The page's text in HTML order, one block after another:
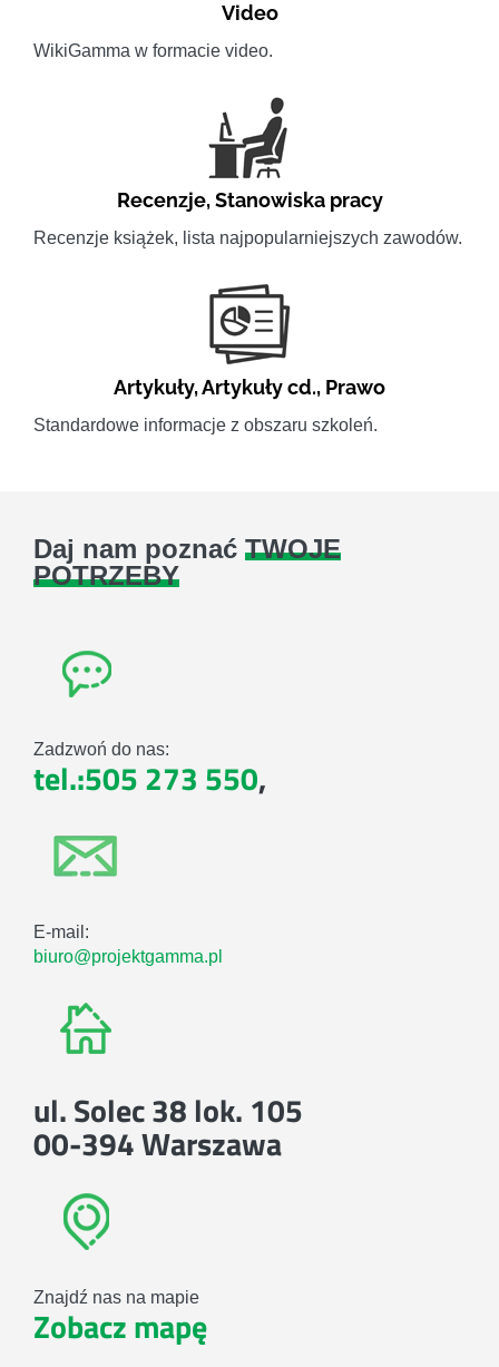
Video
WikiGamma w formacie video.
Recenzje,Stanowiska pracy
Recenzje książek, lista najpopularniejszych zawodów.
Artykuły,Artykuły cd., Prawo
Standardowe informacje z obszaru szkoleń.
Daj nam poznać TWOJE
POTRZEBY
Zadzwoń do nas:
tel.:505 273 550,
E-mail:
biuro@projektgamma.pl
ul. Solec 38 lok. 105
00-394 Warszawa
Znajdź nas na mapie
Zobacz mapę